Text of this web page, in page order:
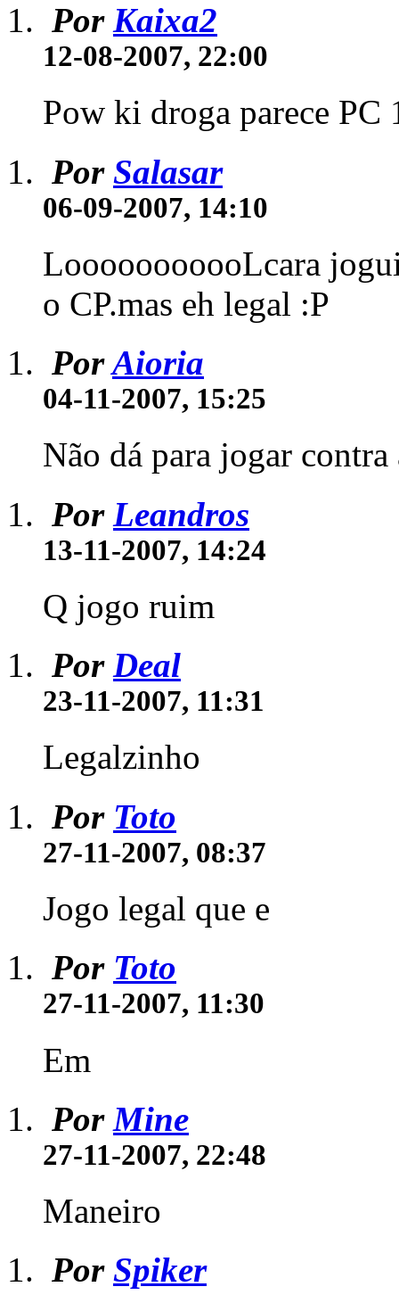
Por Kaixa2
12-08-2007, 22:00
Pow ki droga parece PC
Por Salasar
06-09-2007, 14:10
LooooooooooLcara
o CP.mas eh legal :P
PorAioria
04-11-2007, 15:25
Não dá para jogar
Por Leandros
13-11-2007, 14:24
Q jogo ruim
Por Deal
23-11-2007, 11:31
Legalzinho
Por Toto
27-11-2007, 08:37
Jogo legal que e
Por Toto
27-11-2007, 11:30
Em
PorMine
27-11-2007, 22:48
Maneiro
Por Spiker